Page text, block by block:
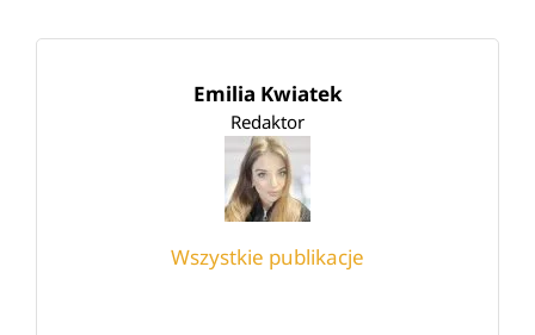
Emilia Kwiatek
Redaktor
Wszystkie publikacje